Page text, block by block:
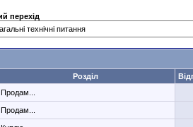
перехід
Розділ
Продам...
Продам...